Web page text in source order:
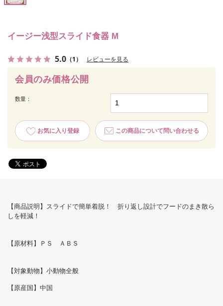
イージー浅型スライド食器 M
5.0 （1） レビューを見る
会員のみ価格公開
数量：
お気に入り登録 この商品について問い合わせる
【商品説明】スライドで簡単着脱！ 折り返し設計でフードのまき散ら
しを軽減！
【原材料】ＰＳ ＡＢＳ
【対象動物】小動物全般
【原産国】中国